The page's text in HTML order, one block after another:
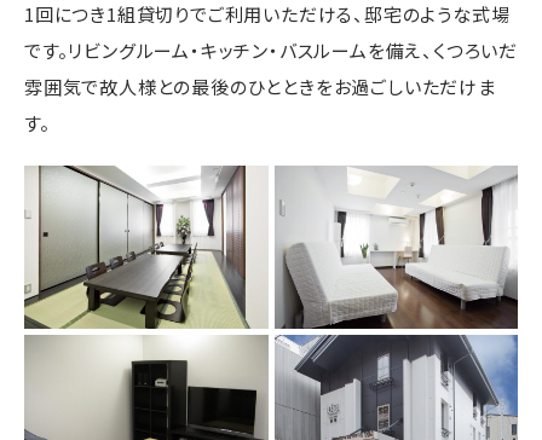
1回につき1組貸切りでご利用いただける、邸宅のような式場
です。リビングルーム・キッチン・バスルームを備え、くつろいだ
雰囲気で故人様との最後のひとときをお過ごしいただけま
す。